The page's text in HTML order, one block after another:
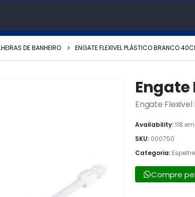
DE BANHEIRO ENGATE FLEXIVEL PLÁSTICO BRANCO
Engate
Engate
Availability:118
SKU: 000750
Categoria:
Compre